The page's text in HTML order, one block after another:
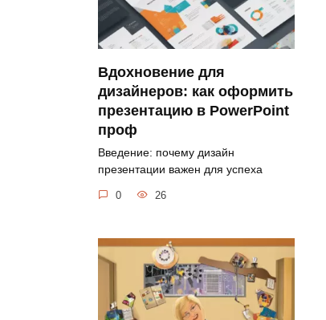
Вдохновение для
дизайнеров: как оформить
презентацию в PowerPoint
проф
Введение: почему дизайн
презентации важен для успеха
0 26